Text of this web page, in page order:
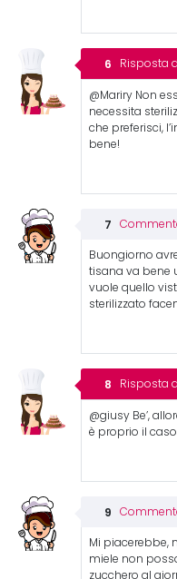
Risposta
@Mariry Non
necessita
che preferisci,
bene!
Buongiorno
tisana va bene
vuole quello
sterilizzato
Risposta
@giusy Be’,
è proprio il caso
Mi piacerebbe,
miele non
zucchero al